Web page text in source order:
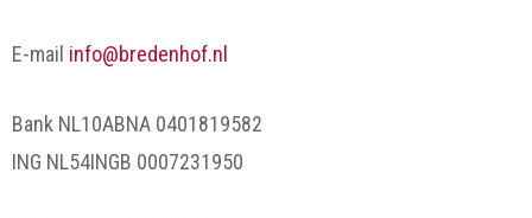
E-mail info@bredenhof.nl
Bank NL10ABNA 0401819582
ING NL54INGB 0007231950